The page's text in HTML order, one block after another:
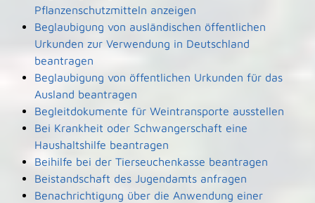
Pflanzenschutzmitteln anzeigen
Beglaubigung von ausländischen öffentlichen
Urkunden zur Verwendung in Deutschland
beantragen
Beglaubigung von öffentlichen Urkunden für das
Ausland beantragen
Begleitdokumente für Weintransporte ausstellen
Bei Krankheit oder Schwangerschaft eine
Haushaltshilfe beantragen
Beihilfe bei der Tierseuchenkasse beantragen
Beistandschaft des Jugendamts anfragen
Benachrichtigung über die Anwendung einer